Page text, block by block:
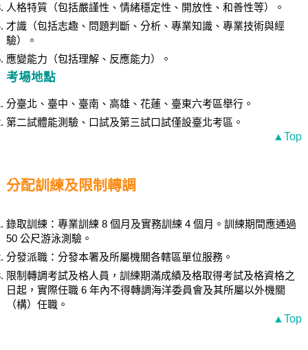
人格特質（包括嚴謹性、情緒穩定性、開放性、和善性等）。
才識（包括志趣、問題判斷、分析、專業知識、專業技術與經
驗）。
應變能力（包括理解、反應能力）。
考場地點
分臺北、臺中、臺南、高雄、花蓮、臺東六考區舉行。
第二試體能測驗、口試及第三試口試僅設臺北考區。
▲Top
分配訓練及限制轉調
錄取訓練：專業訓練 8 個月及實務訓練 4 個月。訓練期間應通過
50 公尺游泳測驗。
分發派職：分發本署及所屬機關各轄區單位服務。
限制轉調考試及格人員，訓練期滿成績及格取得考試及格資格之
日起，實際任職 6 年內不得轉調海洋委員會及其所屬以外機關
（構）任職。
▲Top